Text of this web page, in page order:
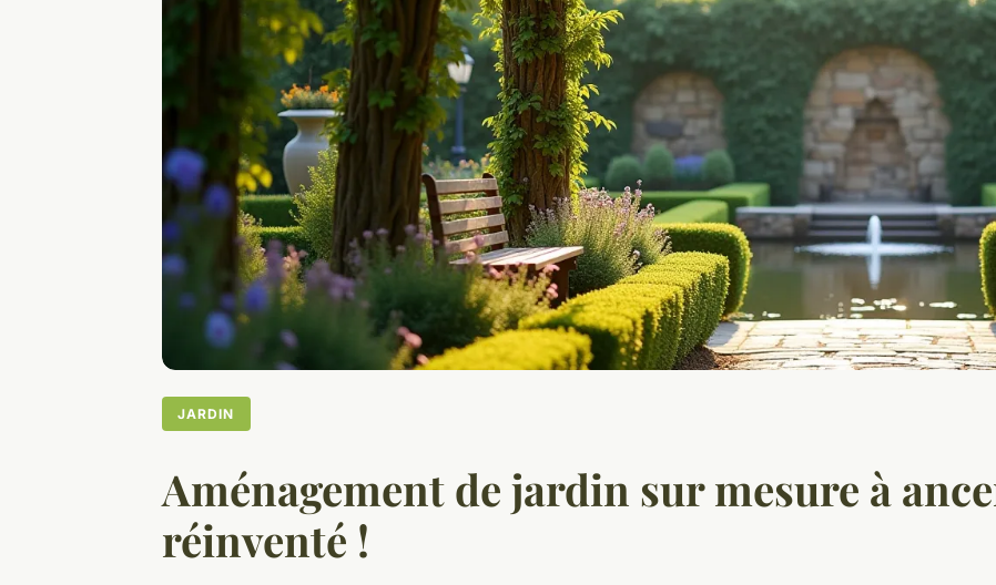
JARDIN
Aménagement de jardin sur mesure à
réinventé !